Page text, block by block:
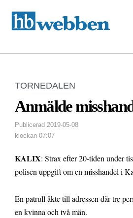
TORNEDALEN
Anmälde
Publicerad 2019-05-08
klockan 07:07
KALIX: Strax efter 20-tiden under
polisen uppgift om en misshandel i
En patrull åkte till adressen där tre
en kvinna och två män.